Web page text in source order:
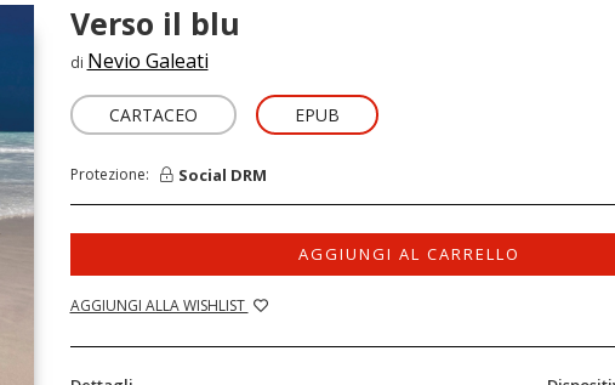
Verso il blu
di Nevio Galeati
CARTACEO EPUB
Protezione: Social DRM
AGGIUNGI AL CARRELLO
AGGIUNGI ALLA WISHLIST